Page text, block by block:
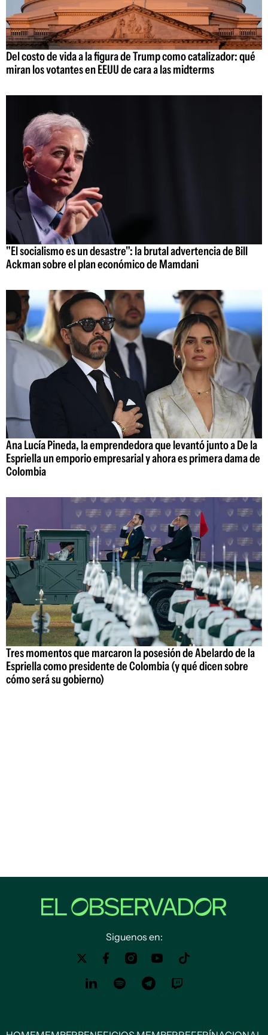
Del costo de vida a la figura de Trump como catalizador: qué
miran los votantes en EEUU de cara a las midterms
"El socialismo es un desastre": la brutal advertencia de Bill
Ackman sobre el plan económico de Mamdani
Ana Lucía Pineda, la emprendedora que levantó junto a De la
Espriella un emporio empresarial y ahora es primera dama de
Colombia
Tres momentos que marcaron la posesión de Abelardo de la
Espriella como presidente de Colombia (y qué dicen sobre
cómo será su gobierno)
Siguenos en: